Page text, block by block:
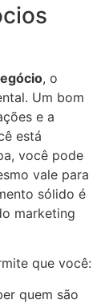
, o
Um bom
e a
está
você pode
vale para
sólido é
marketing
que você:
quem são